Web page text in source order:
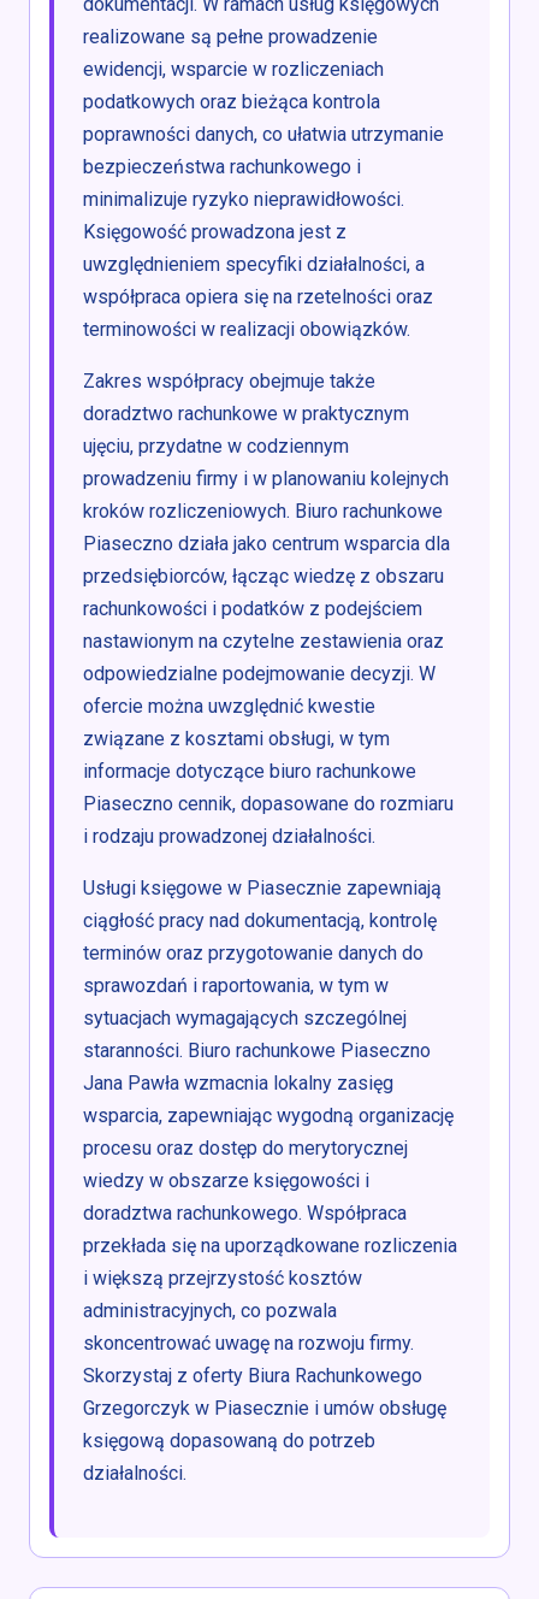
dokumentacji. W ramach usług księgowych
realizowane są pełne prowadzenie
ewidencji, wsparcie w rozliczeniach
podatkowych oraz bieżąca kontrola
poprawności danych, co ułatwia utrzymanie
bezpieczeństwa rachunkowego i
minimalizuje ryzyko nieprawidłowości.
Księgowość prowadzona jest z
uwzględnieniem specyfiki działalności, a
współpraca opiera się na rzetelności oraz
terminowości w realizacji obowiązków.
Zakres współpracy obejmuje także
doradztwo rachunkowe w praktycznym
ujęciu, przydatne w codziennym
prowadzeniu firmy i w planowaniu kolejnych
kroków rozliczeniowych. Biuro rachunkowe
Piaseczno działa jako centrum wsparcia dla
przedsiębiorców, łącząc wiedzę z obszaru
rachunkowości i podatków z podejściem
nastawionym na czytelne zestawienia oraz
odpowiedzialne podejmowanie decyzji. W
ofercie można uwzględnić kwestie
związane z kosztami obsługi, w tym
informacje dotyczące biuro rachunkowe
Piaseczno cennik, dopasowane do rozmiaru
i rodzaju prowadzonej działalności.
Usługi księgowe w Piasecznie zapewniają
ciągłość pracy nad dokumentacją, kontrolę
terminów oraz przygotowanie danych do
sprawozdań i raportowania, w tym w
sytuacjach wymagających szczególnej
staranności. Biuro rachunkowe Piaseczno
Jana Pawła wzmacnia lokalny zasięg
wsparcia, zapewniając wygodną organizację
procesu oraz dostęp do merytorycznej
wiedzy w obszarze księgowości i
doradztwa rachunkowego. Współpraca
przekłada się na uporządkowane rozliczenia
i większą przejrzystość kosztów
administracyjnych, co pozwala
skoncentrować uwagę na rozwoju firmy.
Skorzystaj z oferty Biura Rachunkowego
Grzegorczyk w Piasecznie i umów obsługę
księgową dopasowaną do potrzeb
działalności.